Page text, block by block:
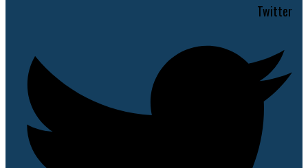
Twitter